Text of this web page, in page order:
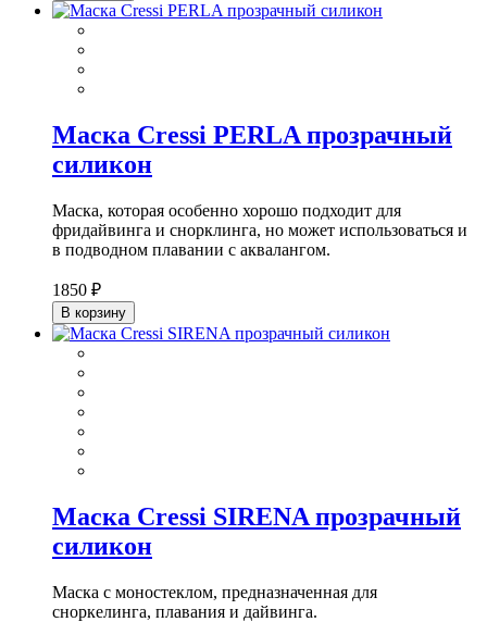
Маска Cressi PERLA прозрачный
силикон
Маска, которая особенно хорошо подходит для
фридайвинга и снорклинга, но может использоваться и
в подводном плавании с аквалангом.
1850 ₽
В корзину
Маска Cressi SIRENA прозрачный
силикон
Маска с моностеклом, предназначенная для
сноркелинга, плавания и дайвинга.